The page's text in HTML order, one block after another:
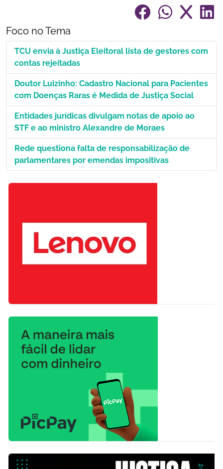
Foco no Tema
TCU envia à Justiça Eleitoral lista de gestores com
contas rejeitadas
Doutor Luizinho: Cadastro Nacional para Pacientes
com Doenças Raras é Medida de Justiça Social
Entidades jurídicas divulgam notas de apoio ao
STF e ao ministro Alexandre de Moraes
Rede questiona falta de responsabilização de
parlamentares por emendas impositivas